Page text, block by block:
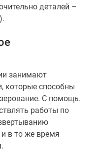
деталей –
занимают
которые способны
С помощь.
работы по
в то же время